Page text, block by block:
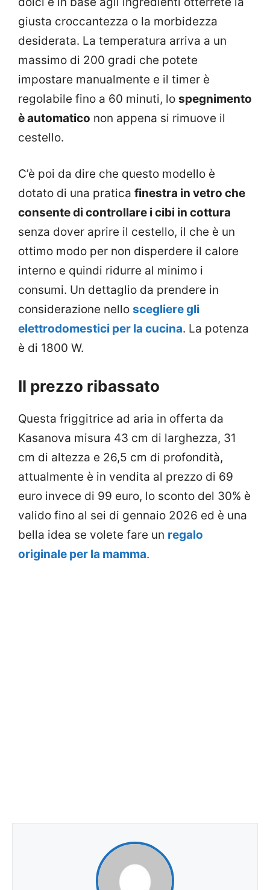
giusta croccantezza o la morbidezza
desiderata. La temperatura arriva a un
massimo di 200 gradi che potete
impostare manualmente e il timer è
regolabile fino a 60 minuti, lo spegnimento
è automatico non appena si rimuove il
cestello.
C’è poi da dire che questo modello è
dotato di una pratica finestra in vetro che
consente di controllare i cibi in cottura
senza dover aprire il cestello, il che è un
ottimo modo per non disperdere il calore
interno e quindi ridurre al minimo i
consumi. Un dettaglio da prendere in
considerazione nello scegliere gli
elettrodomestici per la cucina. La potenza
è di 1800 W.
Il prezzo ribassato
Questa friggitrice ad aria in offerta da
Kasanova misura 43 cm di larghezza, 31
cm di altezza e 26,5 cm di profondità,
attualmente è in vendita al prezzo di 69
euro invece di 99 euro, lo sconto del 30% è
valido fino al sei di gennaio 2026 ed è una
bella idea se volete fare un regalo
originale per la mamma.